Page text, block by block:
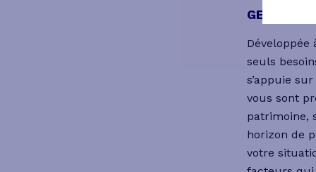
GESTION
Développée
seuls
s’appuie
vous sont
patrimoine,
horizon de
votre